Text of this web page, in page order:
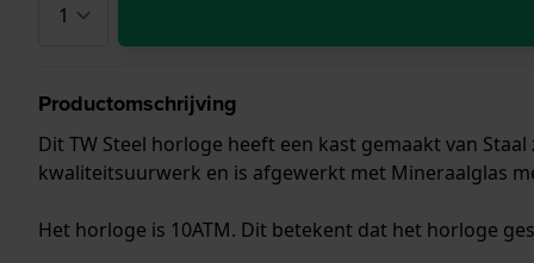
Productomschrijving
Dit TW Steel horloge heeft een kast gemaakt van
kwaliteitsuurwerk en is afgewerkt met Mineraalglas
Het horloge is 10ATM. Dit betekent dat het horloge